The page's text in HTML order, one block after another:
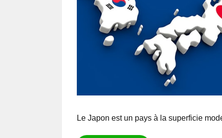
Le Japon est un pays à la superficie